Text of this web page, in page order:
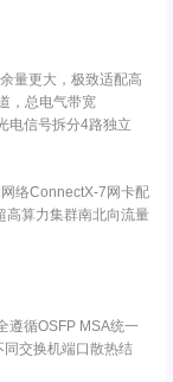
量更大，极致适配高
，总电气带宽
电信号拆分4路独立
络ConnectX-7网卡配
高算力集群南北向流量
遵循OSFP MSA统一
交换机端口散热结